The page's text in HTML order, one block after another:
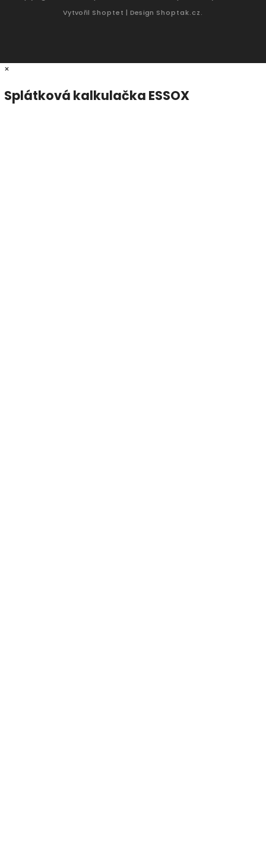
Vytvořil Shoptet | Design Shoptak.cz.
×
Splátková kalkulačka ESSOX